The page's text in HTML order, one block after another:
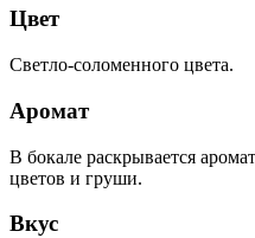
Цвет
Светло-соломенного цвета.
Аромат
В бокале раскрывается
цветов и груши.
Вкус